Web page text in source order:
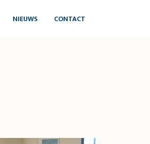
NIEUWS CONTACT